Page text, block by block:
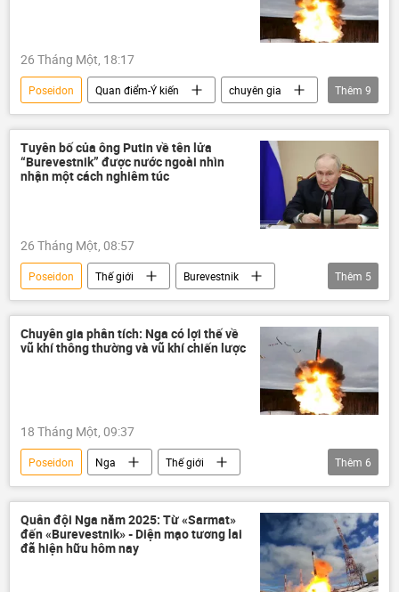
Thế giới
26 Tháng Một, 18:17
Poseidon Quan điểm-Ý kiến
chuyên gia
Oreshnik
Sergei Naryshkin
Nga
NATO
phương Tây
Burevestnik
Thêm 9
Tuyên bố của ông Putin về tên lửa
“Burevestnik” được nước ngoài nhìn
nhận một cách nghiêm túc
26 Tháng Một, 08:57
Poseidon Thế giới
Burevestnik
Nga
Vladimir Putin
Cơ quan Tình báo đối ngoại Nga (SVR)
Sergei Naryshkin
tên lửa
Thêm 5
Chuyên gia phân tích: Nga có lợi thế về
vũ khí thông thường và vũ khí chiến lược
18 Tháng Một, 09:37
Poseidon Nga
Thế giới
Chính trị
Oreshnik
Quân sự
EU
Hoa Kỳ
phương Tây
Trung Quốc
Thêm 6
Quân đội Nga năm 2025: Từ «Sarmat»
đến «Burevestnik» - Diện mạo tương lai
đã hiện hữu hôm nay